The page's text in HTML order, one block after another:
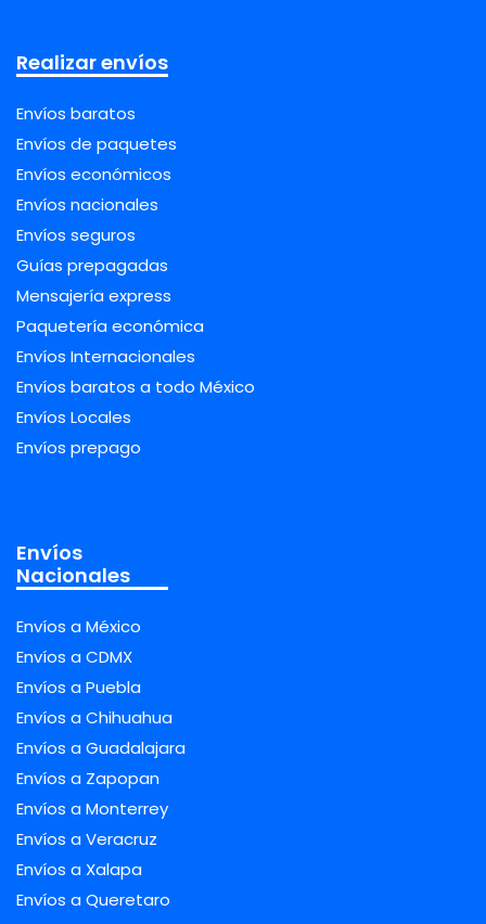
Realizar envíos
Envíos baratos
Envíos de paquetes
Envíos económicos
Envíos nacionales
Envíos seguros
Guías prepagadas
Mensajería express
Paquetería económica
Envíos Internacionales
Envíos baratos a todo México
Envíos Locales
Envíos prepago
Envíos
Nacionales
Envíos a México
Envíos a CDMX
Envíos a Puebla
Envíos a Chihuahua
Envíos a Guadalajara
Envíos a Zapopan
Envíos a Monterrey
Envíos a Veracruz
Envíos a Xalapa
Envíos a Queretaro